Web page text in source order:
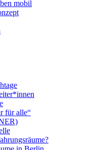
mobil
für alle“